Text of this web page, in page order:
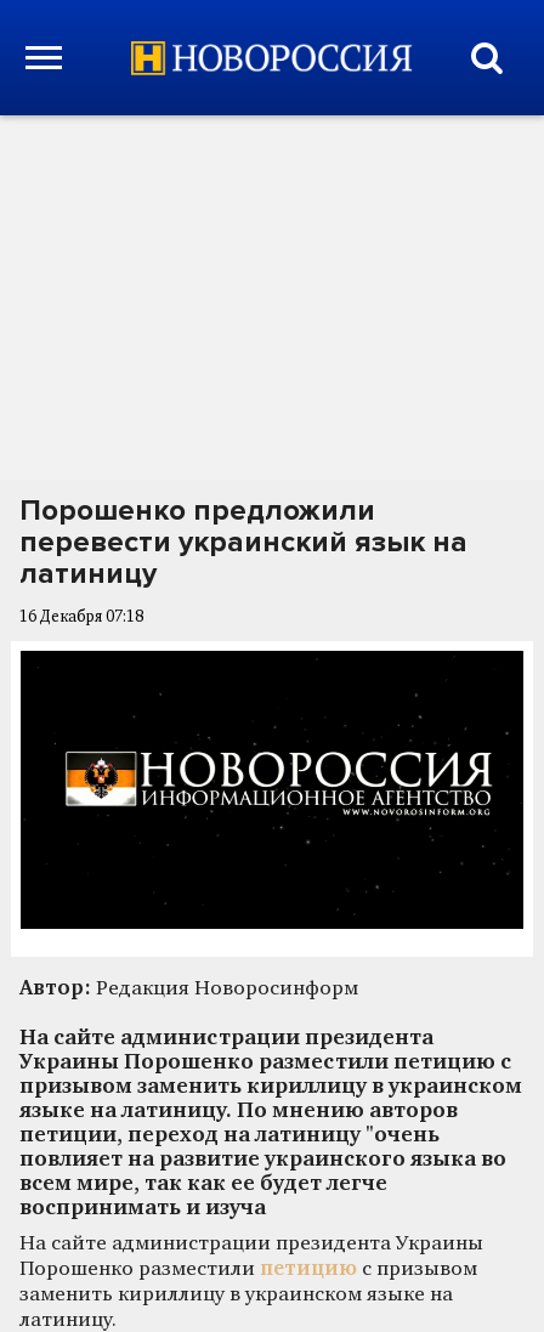
Порошенко предложили
перевести украинский язык на
латиницу
16 Декабря 07:18
Автор: Редакция Новоросинформ
На сайте администрации президента
Украины Порошенко разместили петицию с
призывом заменить кириллицу в украинском
языке на латиницу. По мнению авторов
петиции, переход на латиницу "очень
повлияет на развитие украинского языка во
всем мире, так как ее будет легче
воспринимать и изуча
На сайте администрации президента Украины
Порошенко разместили петицию с призывом
заменить кириллицу в украинском языке на
латиницу.